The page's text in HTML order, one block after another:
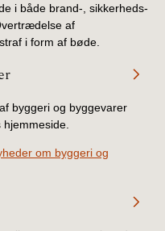
i både brand-, sikkerheds-
af
i form af bøde.
byggeri og byggevarer
om byggeri og